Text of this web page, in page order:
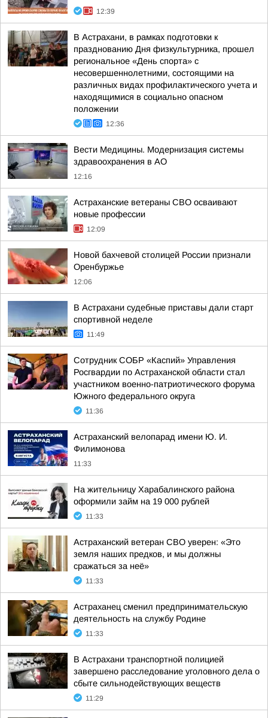
12:39
В Астрахани, в рамках подготовки к
празднованию Дня физкультурника, прошел
региональное «День спорта» с
несовершеннолетними, состоящими на
различных видах профилактического учета и
находящимися в социально опасном
положении
12:36
Вести Медицины. Модернизация системы
здравоохранения в АО
12:16
Астраханские ветераны СВО осваивают
новые профессии
12:09
Новой бахчевой столицей России признали
Оренбуржье
12:06
В Астрахани судебные приставы дали старт
спортивной неделе
11:49
Сотрудник СОБР «Каспий» Управления
Росгвардии по Астраханской области стал
участником военно-патриотического форума
Южного федерального округа
11:36
Астраханский велопарад имени Ю. И.
Филимонова
11:33
На жительницу Харабалинского района
оформили займ на 19 000 рублей
11:33
Астраханский ветеран СВО уверен: «Это
земля наших предков, и мы должны
сражаться за неё»
11:33
Астраханец сменил предпринимательскую
деятельность на службу Родине
11:33
В Астрахани транспортной полицией
завершено расследование уголовного дела о
сбыте сильнодействующих веществ
11:29